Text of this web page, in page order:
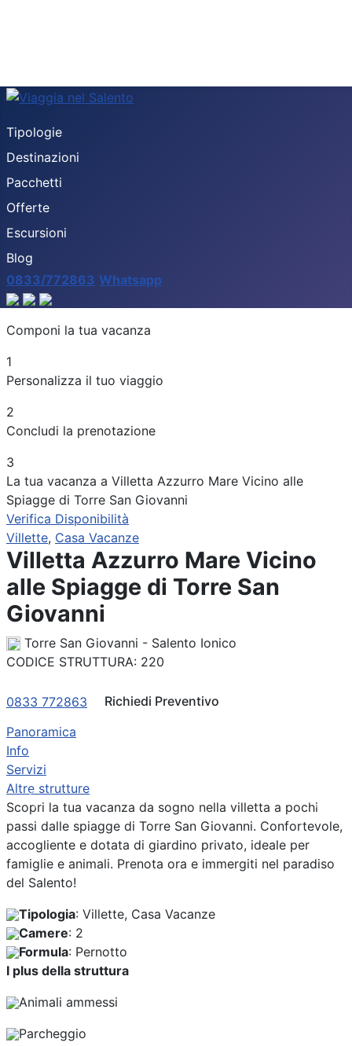
Tipologie
Destinazioni
Pacchetti
Offerte
Escursioni
Blog
0833/772863 Whatsapp
Tipologia
Periodo
Adulti
Bambini
Componi la tua vacanza
1
Personalizza il tuo viaggio
2
Concludi la prenotazione
3
La tua vacanza a Villetta Azzurro Mare Vicino alle
Spiagge di Torre San Giovanni
Verifica Disponibilità
Villette, Casa Vacanze
Villetta Azzurro Mare Vicino
alle Spiagge di Torre San
Giovanni
Torre San Giovanni - Salento Ionico
CODICE STRUTTURA: 220
0833 772863
Richiedi Preventivo
Panoramica
Info
Servizi
Altre strutture
Previous
Scopri la tua vacanza da sogno nella villetta a pochi
passi dalle spiagge di Torre San Giovanni. Confortevole,
accogliente e dotata di giardino privato, ideale per
famiglie e animali. Prenota ora e immergiti nel paradiso
del Salento!
Tipologia: Villette, Casa Vacanze
Camere: 2
Formula: Pernotto
I plus della struttura
Animali ammessi
Parcheggio